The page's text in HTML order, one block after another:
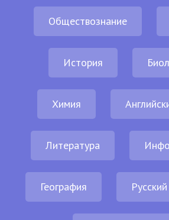
Обществознание
История
Химия
Литература
География